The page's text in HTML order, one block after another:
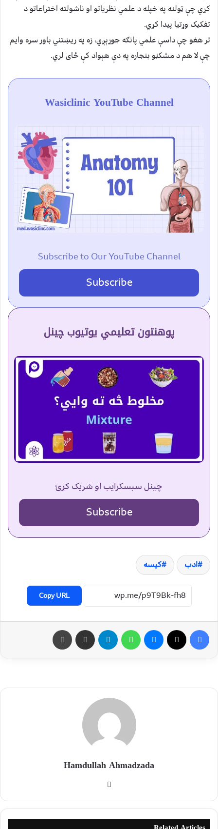
کړي چې ټولنه په خپله د علمي نظریاتو او ناشولته اختراعاتو د
تفکیک وړتیا پیدا کړي.
تر هغو چې داسې علمي پانګه جوړېږي، زه په ريښتني باور سره وایم
چې لا هم د مشکڼو بنجاره په دې هېواد کې ځای لري.
Wasiclinic YouTube Channel
Subscribe to Our YouTube Channel
Subscribe
پوهنتون تعلیمي یوتیوب چینل
چینل سبسکرایب او شریک کړئ
Subscribe
ادب کیسه
Copy URL
Hamdullah Ahmadzada